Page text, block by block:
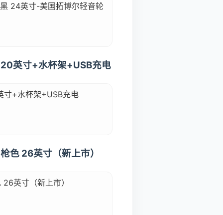
24英寸-美国拓博尔轻音轮
英寸+水杯架+USB充电
寸+水杯架+USB充电
色 26英寸（新上市）
英寸（新上市）